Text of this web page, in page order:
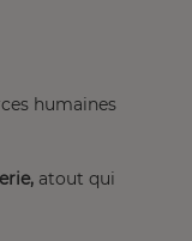
humaines
atout qui